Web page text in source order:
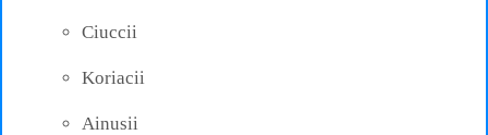
Ciuccii
Koriacii
Ainusii